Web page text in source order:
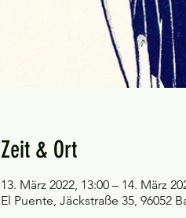
Zeit & Ort
13. März 2022, 13:00 – 14. März
El Puente, Jäckstraße 35, 96052